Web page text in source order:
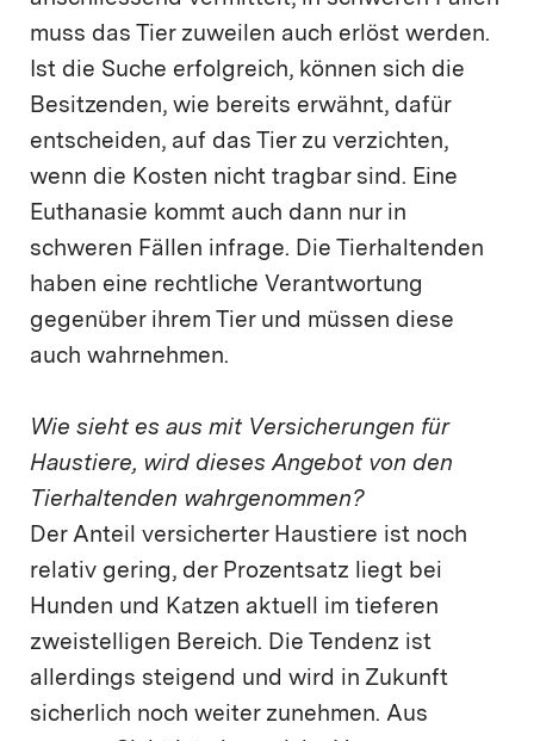
muss das Tier zuweilen auch erlöst werden.
Ist die Suche erfolgreich, können sich die
Besitzenden, wie bereits erwähnt, dafür
entscheiden, auf das Tier zu verzichten,
wenn die Kosten nicht tragbar sind. Eine
Euthanasie kommt auch dann nur in
schweren Fällen infrage. Die Tierhaltenden
haben eine rechtliche Verantwortung
gegenüber ihrem Tier und müssen diese
auch wahrnehmen.
Wie sieht es aus mit Versicherungen für
Haustiere, wird dieses Angebot von den
Tierhaltenden wahrgenommen?
Der Anteil versicherter Haustiere ist noch
relativ gering, der Prozentsatz liegt bei
Hunden und Katzen aktuell im tieferen
zweistelligen Bereich. Die Tendenz ist
allerdings steigend und wird in Zukunft
sicherlich noch weiter zunehmen. Aus